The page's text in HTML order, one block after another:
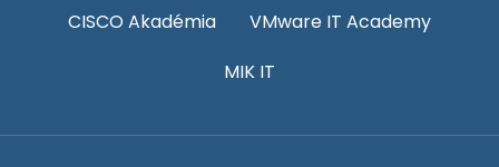
CISCO Akadémia
VMware IT Academy
MIK IT